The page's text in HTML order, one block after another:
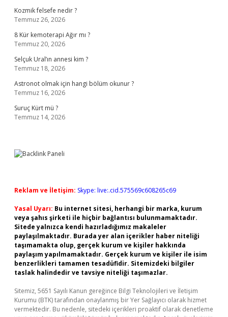
Kozmik felsefe nedir ?
Temmuz 26, 2026
8 Kür kemoterapi Ağır mı ?
Temmuz 20, 2026
Selçuk Ural’ın annesi kim ?
Temmuz 18, 2026
Astronot olmak için hangi bölüm okunur ?
Temmuz 16, 2026
Suruç Kürt mü ?
Temmuz 14, 2026
Reklam ve İletişim: Skype: live:.cid.575569c608265c69
Yasal Uyarı: Bu internet sitesi, herhangi bir marka, kurum
veya şahıs şirketi ile hiçbir bağlantısı bulunmamaktadır.
Sitede yalnızca kendi hazırladığımız makaleler
paylaşılmaktadır. Burada yer alan içerikler haber niteliği
taşımamakta olup, gerçek kurum ve kişiler hakkında
paylaşım yapılmamaktadır. Gerçek kurum ve kişiler ile isim
benzerlikleri tamamen tesadüfidir. Sitemizdeki bilgiler
taslak halindedir ve tavsiye niteliği taşımazlar.
Sitemiz, 5651 Sayılı Kanun gereğince Bilgi Teknolojileri ve İletişim
Kurumu (BTK) tarafından onaylanmış bir Yer Sağlayıcı olarak hizmet
vermektedir. Bu nedenle, sitedeki içerikleri proaktif olarak denetleme